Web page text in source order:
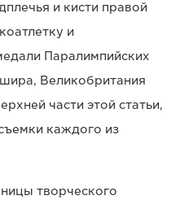
и кисти правой
и
Паралимпийских
Великобритания
части этой статьи,
каждого из
творческого